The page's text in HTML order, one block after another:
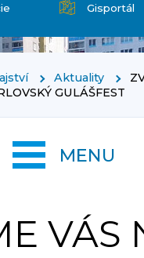
Gisportál
Aktuality
GULÁŠFEST
VÁS
MENU